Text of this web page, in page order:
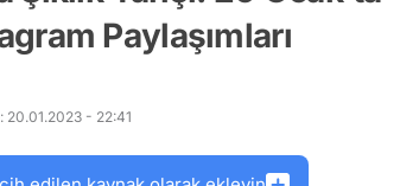
Paylaşımları
20.01.2023 - 22:41